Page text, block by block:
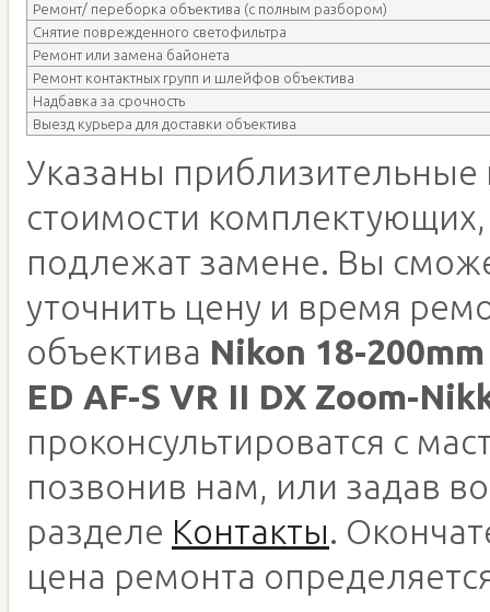
Ремонт/ переборка объектива (с полным разбором)
Снятие поврежденного светофильтра
Ремонт или замена байонета
Ремонт контактных групп и шлейфов объектива
Надбавка за срочность
Выезд курьера для доставки объектива
Указаны приблизительные
стоимости
подлежат замене. Вы
уточнить цену и время
объектива Nikon 18-
ED AF-S VR II DX Zoom-
проконсультироватся с
позвонив нам, или задав
разделе Контакты.
цена ремонта